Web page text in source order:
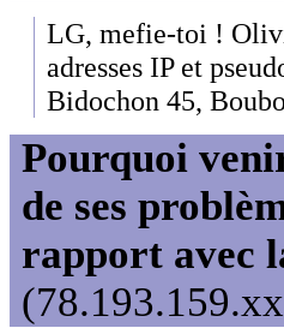
LG, mefie-toi !
adresses IP et
Bidochon 45,
Pourquoi
de ses
rapport avec